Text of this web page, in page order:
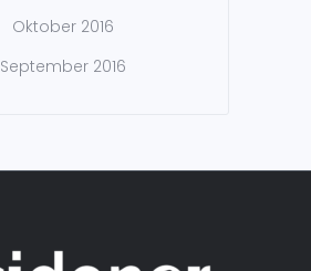
Oktober 2016
September 2016